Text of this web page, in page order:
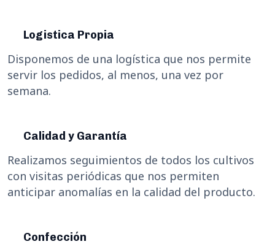
Logistica Propia
Disponemos de una logística que nos permite
servir los pedidos, al menos, una vez por
semana.
Calidad y Garantía
Realizamos seguimientos de todos los cultivos
con visitas periódicas que nos permiten
anticipar anomalías en la calidad del producto.
Confección